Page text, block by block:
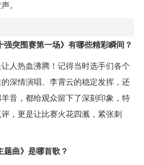
。
强突围赛第一场》有哪些精彩瞬间？
人热血沸腾！记得当时选手们各个
深情演唱、李霄云的稳定发挥，还
音，都给观众留下了深刻印象，特
，更是让比赛火花四溅，紧张刺
曲》是哪首歌？